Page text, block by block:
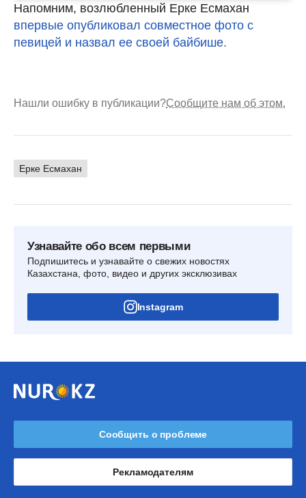
Напомним, возлюбленный Ерке Есмахан
впервые опубликовал совместное фото с
певицей и назвал ее своей байбише.
Нашли ошибку в публикации?Сообщите нам об этом.
Ерке Есмахан
Узнавайте обо всем первыми
Подпишитесь и узнавайте о свежих новостях
Казахстана, фото, видео и других эксклюзивах
Instagram
Сообщить о проблеме
Рекламодателям